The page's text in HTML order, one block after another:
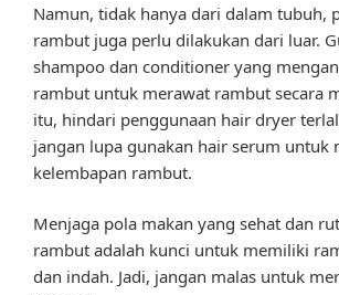
Namun, tidak hanya dari dalam tubuh,
rambut juga perlu dilakukan dari luar.
shampoo dan conditioner yang
rambut untuk merawat rambut secara
itu, hindari penggunaan hair dryer
jangan lupa gunakan hair serum untuk
kelembapan rambut.
Menjaga pola makan yang sehat dan
rambut adalah kunci untuk memiliki
dan indah. Jadi, jangan malas untuk